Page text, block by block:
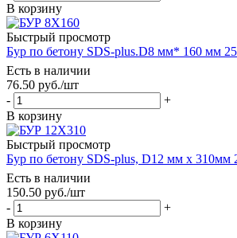
В корзину
Быстрый просмотр
Бур по бетону SDS-plus.D8 мм* 160 мм
Есть в наличии
76.50 руб./шт
-
+
В корзину
Быстрый просмотр
Бур по бетону SDS-plus, D12 мм x 310мм
Есть в наличии
150.50 руб./шт
-
+
В корзину